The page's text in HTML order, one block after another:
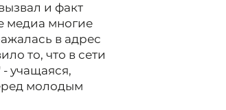
и факт
медиа многие
в адрес
то, что в сети
учащаяся,
молодым